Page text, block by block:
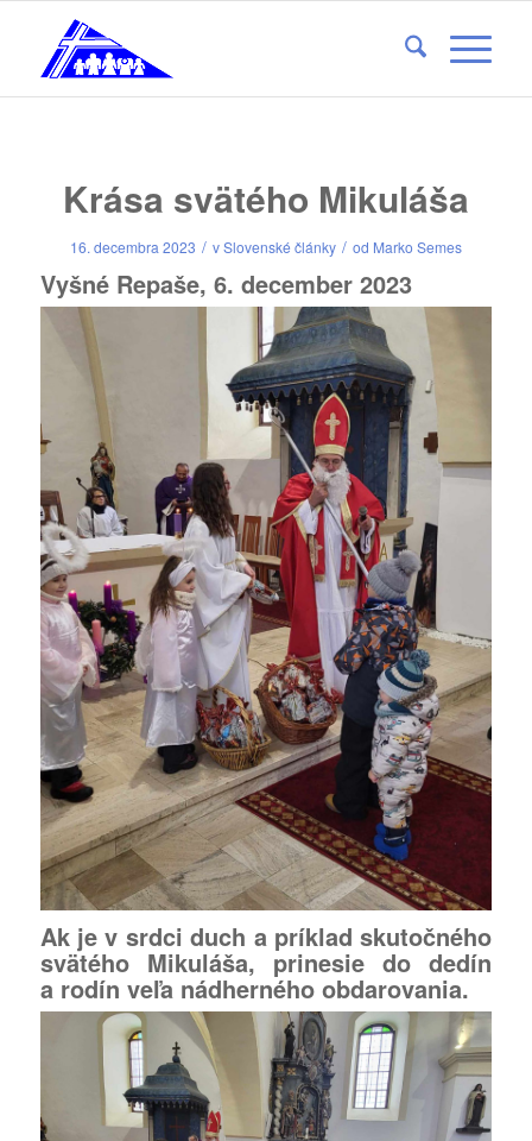
Krása svätého Mikuláša
16. decembra 2023 / vSlovenské články / od Marko Semes
Vyšné Repaše, 6. december 2023
Ak je v srdci duch a príklad skutočného
svätého Mikuláša, prinesie do dedín
a rodín veľa nádherného obdarovania.